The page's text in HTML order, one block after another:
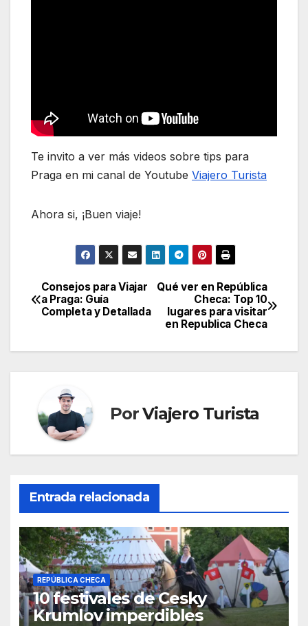
Te invito a ver más videos sobre tips para
Praga en mi canal de Youtube Viajero Turista
Ahora si, ¡Buen viaje!
Navegación
de
entradas
Qué ver en República
Checa: Top 10
lugares para visitar
en Republica Checa
Consejos para Viajar
a Praga: Guía
Completa y Detallada
PorViajero Turista
Entrada relacionada
REPÚBLICA CHECA
10 festivales de Cesky
Krumlov imperdibles